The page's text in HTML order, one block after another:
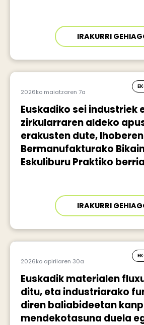
IRAKURRI
2026ko maiatzaren 7a
Euskadiko sei industriek
zirkularraren aldeko
erakusten dute, Ihoberen
Bermanufakturako
Eskuliburu Praktiko
IRAKURRI
2026ko apirilaren 30a
Euskadik materialen
ditu, eta industriarako
diren baliabideetan
mendekotasuna duela